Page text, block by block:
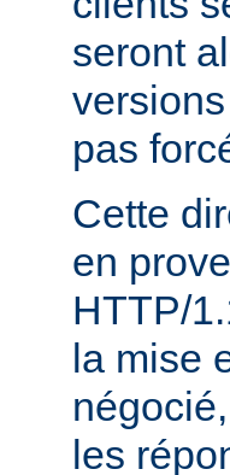
seront
pas
Cette
en
HTTP/
la mise
les